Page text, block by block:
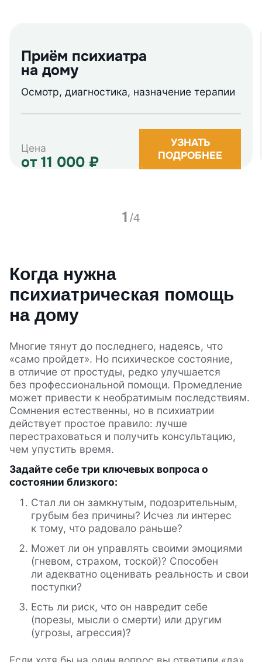
Приём психиатра
на дому
Осмотр, диагностика, назначение терапии
Цена
от 11 000₽
УЗНАТЬ
ПОДРОБНЕЕ
1 /4
Когда нужна
психиатрическая помощь
на дому
Многие тянут до последнего, надеясь, что
«само пройдет». Но психическое состояние,
в отличие от простуды, редко улучшается
без профессиональной помощи. Промедление
может привести к необратимым последствиям.
Сомнения естественны, но в психиатрии
действует простое правило: лучше
перестраховаться и получить консультацию,
чем упустить время.
Задайте себе три ключевых вопроса о
состоянии близкого:
Стал ли он замкнутым, подозрительным,
грубым без причины? Исчез ли интерес
к тому, что радовало раньше?
Может ли он управлять своими эмоциями
(гневом, страхом, тоской)? Способен
ли адекватно оценивать реальность и свои
поступки?
Есть ли риск, что он навредит себе
(порезы, мысли о смерти) или другим
(угрозы, агрессия)?